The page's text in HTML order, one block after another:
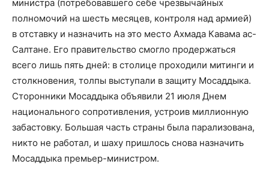
министра (потребовавшего себе чрезвычайных
полномочий на шесть месяцев, контроля над армией)
в отставку и назначить на это место Ахмада Кавама ас-
Салтане. Его правительство смогло продержаться
всего лишь пять дней: в столице проходили митинги и
столкновения, толпы выступали в защиту Мосаддыка.
Сторонники Мосаддыка объявили 21 июля Днем
национального сопротивления, устроив миллионную
забастовку. Большая часть страны была парализована,
никто не работал, и шаху пришлось снова назначить
Мосаддыка премьер-министром.